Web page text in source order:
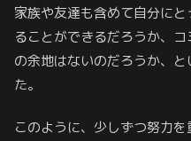
家族や友達も含めて自分に
ることができるだろうか、
の余地はないのだろうか、
た。
このように、少しずつ努力